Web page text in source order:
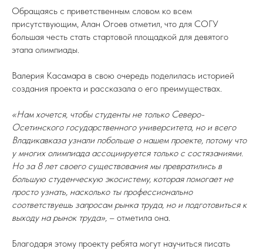
Обращаясь с приветственным словом ко всем
присутствующим, Алан Огоев отметил, что для СОГУ
большая честь стать стартовой площадкой для девятого
этапа олимпиады.
Валерия Касамара в свою очередь поделилась историей
создания проекта и рассказала о его преимуществах.
«Нам хочется, чтобы студенты не только Северо-
Осетинского государственного университета, но и всего
Владикавказа узнали побольше о нашем проекте, потому что
у многих олимпиада ассоциируется только с состязаниями.
Но за 8 лет своего существования мы превратились в
большую студенческую экосистему, которая помогает не
просто узнать, насколько ты профессионально
соответствуешь запросам рынка труда, но и подготовиться к
выходу на рынок труда», – отметила она.
Благодаря этому проекту ребята могут научиться писать